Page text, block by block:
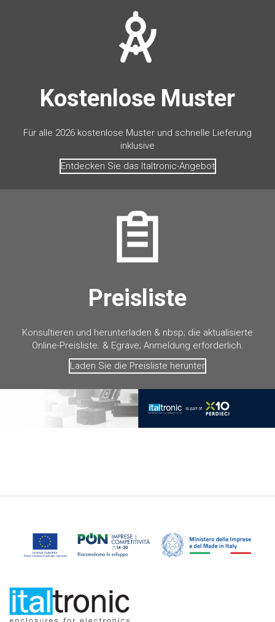
Kostenlose Muster
Für alle 2026 kostenlose Muster und schnelle Lieferung
inklusive
Entdecken Sie das Italtronic-Angebot
Preisliste
Konsultieren und herunterladen & nbsp; die aktualisierte
Online-Preisliste. & Egrave; Anmeldung erforderlich.
Laden Sie die Preisliste herunter